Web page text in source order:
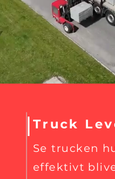
Truck
Se trucken
effektivt